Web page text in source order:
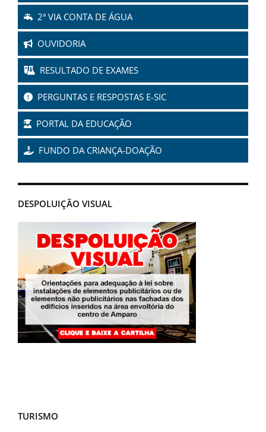
2ª VIA CONTA DE ÁGUA
OUVIDORIA
RESULTADO DE EXAMES
PERGUNTAS E RESPOSTAS E-SIC
PORTAL DA EDUCAÇÃO
FUNDO DA CRIANÇA-DOAÇÃO
DESPOLUIÇÃO VISUAL
TURISMO